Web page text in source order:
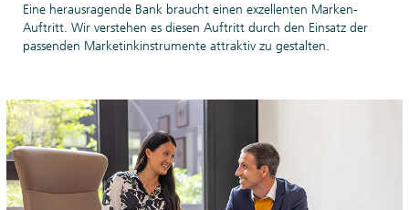
Eine herausragende Bank braucht einen exzellenten Marken-
Auftritt. Wir verstehen es diesen Auftritt durch den Einsatz der
passenden Marketinkinstrumente attraktiv zu gestalten.